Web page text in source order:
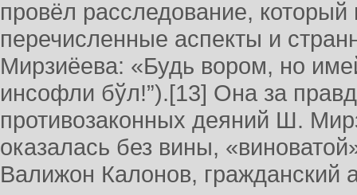
провёл расследование,
перечисленные аспекты и
Мирзиёева: «Будь вором, но
инсофли бўл!”).[13] Она за
противозаконных деяний Ш.
оказалась без вины,
Валижон Калонов, гражданский